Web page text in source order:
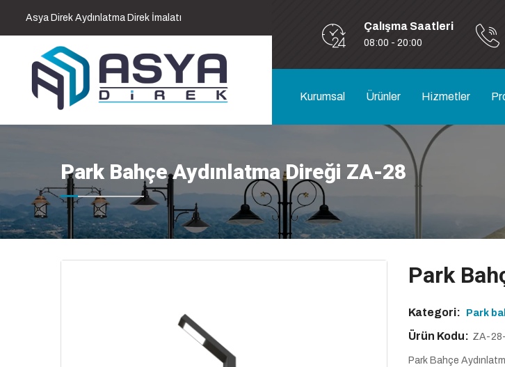
Asya Direk Aydınlatma Direk İmalatı
Çalışma Saatleri
08:00 - 20:00
Kurumsal Ürünler Hizmetler
Park Bahçe Aydınlatma Direği ZA-28
Park
Kategori: Park
Ürün Kodu: ZA-
Park Bahçe